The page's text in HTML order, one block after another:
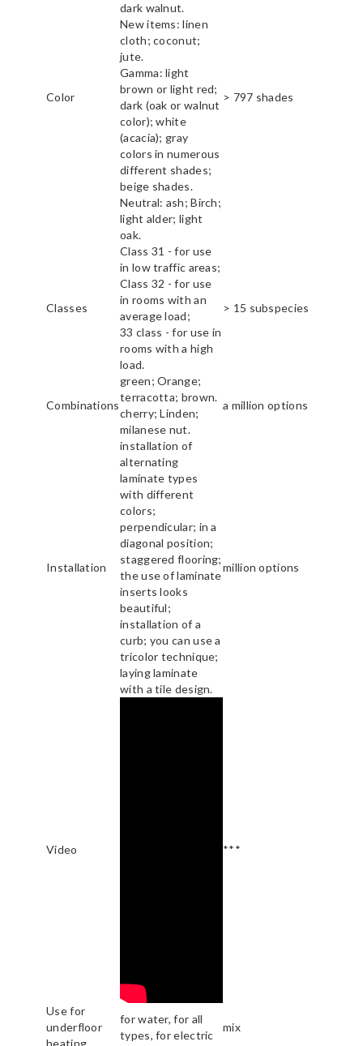
Color
dark walnut.
New items: linen
cloth; coconut;
jute.
Gamma: light
brown or light red;
dark (oak or walnut
color); white
(acacia); gray
colors in numerous
different shades;
beige shades.
Neutral: ash; Birch;
light alder; light
oak.
> 797 shades
Classes
Class 31 - for use
in low traffic areas;
Class 32 - for use
in rooms with an
average load;
33 class - for use in
rooms with a high
load.
> 15 subspecies
Combinations
green; Orange;
terracotta; brown.
cherry; Linden;
milanese nut.
a million options
Installation
installation of
alternating
laminate types
with different
colors;
perpendicular; in a
diagonal position;
staggered flooring;
the use of laminate
inserts looks
beautiful;
installation of a
curb; you can use a
tricolor technique;
laying laminate
with a tile design.
million options
Video ***
Use for
underfloor
for water, for all
types, for electric
mix